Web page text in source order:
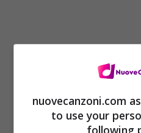
T”o giuro ca te voglio
nuovecanzoni.com
to use your
following